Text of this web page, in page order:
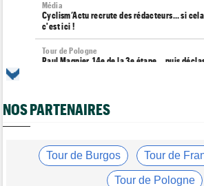
Média
Cyclism’Actu recrute des rédacteurs… si
c'est ici !
Tour de Pologne
Paul Magnier, 14e de la 3e étape... puis
Route
Trine Vingegaard : "L'entraînement ne devrait
NOS PARTENAIRES
Tour de Burgos Tour de
Tour de Pologne